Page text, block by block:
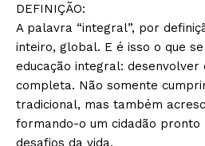
DEFINIÇÃO:
A palavra “integral”, por
inteiro, global. E é isso o que
educação integral:
completa. Não somente
tradicional, mas também
formando-o um cidadão
desafios da vida.